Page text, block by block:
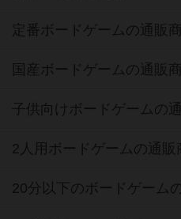
定番ボードゲームの通販
国産ボードゲームの通販
子供向けボードゲームの
2人用ボードゲームの通販
20分以下のボードゲーム